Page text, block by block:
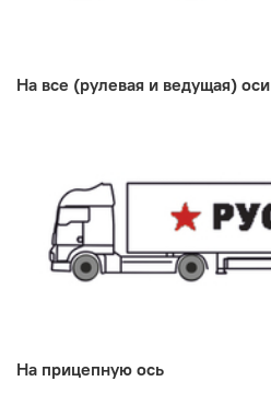
На все (рулевая и ведущая) оси
На прицепную ось